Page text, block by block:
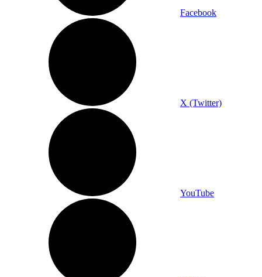
Facebook
X (Twitter)
YouTube